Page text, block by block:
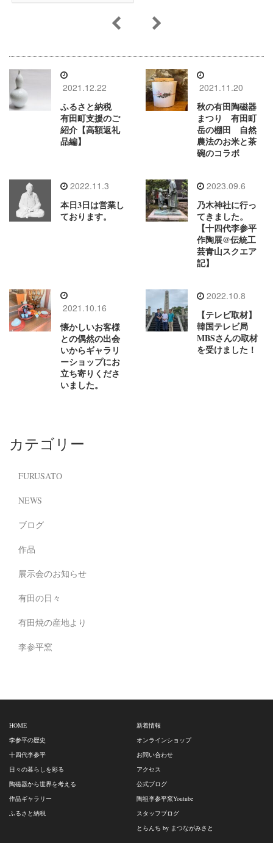
2021.12.22
ふるさと納税
有田町支援のご
紹介【高額返礼
品編】
2021.11.20
秋の有田陶磁器
まつり 有田町
岳の棚田 自然
農法のお米と茶
碗のコラボ
2022.11.3
本日3日は営業し
ております。
2023.09.6
乃木神社に行っ
てきました。
【十四代李参平
作陶展@伝統工
芸青山スクエア
記】
2021.10.16
懐かしいお客様
との偶然の出会
いからギャラリ
ーショップにお
立ち寄りくださ
いました。
2022.10.8
【テレビ取材】
韓国テレビ局
MBSさんの取材
を受けました！
カテゴリー
FURUSATO
NEWS
ブログ
作品
展示会のお知らせ
有田の日々
有田焼の産地より
李参平窯
HOME
李参平の歴史
十四代李参平
日々の暮らしを彩る
陶磁器から世界を考える
作品ギャラリー
ふるさと納税
新着情報
オンラインショップ
お問い合わせ
アクセス
公式ブログ
陶祖李参平窯Youtube
スタッフブログ
とらんち by まつながみさと